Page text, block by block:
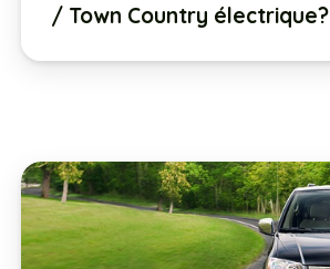
/ Town Country électrique?